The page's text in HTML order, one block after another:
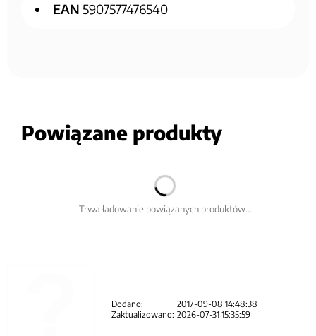
EAN 5907577476540
Powiązane produkty
Trwa ładowanie powiązanych produktów...
Dodano:
2017-09-08 14:48:38
Zaktualizowano: 2026-07-31 15:35:59